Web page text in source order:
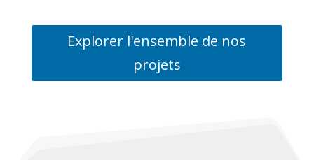
Explorer l'ensemble de nos
projets